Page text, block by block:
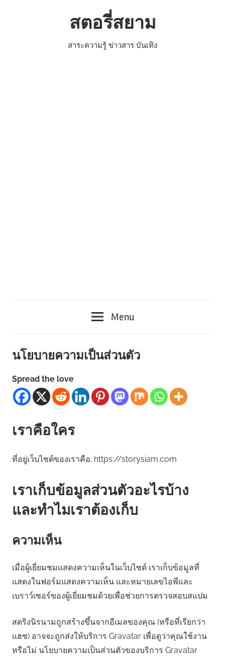
สตอรี่สยาม
สาระความรู้ ข่าวสาร บันเทิง
Menu
นโยบายความเป็นส่วนตัว
Spread the love
เราคือใคร
ที่อยู่เว็บไซต์ของเราคือ: https://storysiam.com
เราเก็บข้อมูลส่วนตัวอะไรบ้าง
และทำไมเราต้องเก็บ
ความเห็น
เมื่อผู้เยี่ยมชมแสดงความเห็นในเว็บไซต์ เราเก็บข้อมูลที่
แสดงในฟอร์มแสดงความเห็น และหมายเลขไอพีและ
เบราว์เซอร์ของผู้เยี่ยมชมด้วยเพื่อช่วยการตรวจสอบสแปม
สตริงนิรนามถูกสร้างขึ้นจากอีเมลของคุณ (หรือที่เรียกว่า
แฮช) อาจจะถูกส่งให้บริการ Gravatar เพื่อดูว่าคุณใช้งาน
หรือไม่ นโยบายความเป็นส่วนตัวของบริการ Gravatar